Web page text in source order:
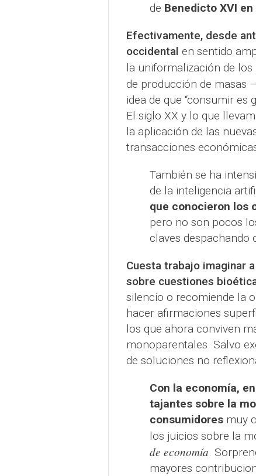
de Benedicto XVI
Efectivamente, desde
occidental en sentido
la uniformalización de
de producción de masas
idea de que “consumir es
El siglo XX y lo que
la aplicación de las
transacciones
También se ha
de la inteligencia
que conocieron los
pero no son pocos
claves despachando
Cuesta trabajo imaginar
sobre cuestiones
silencio o recomiende la
hacer afirmaciones
los que ahora conviven
monoparentales. Salvo
de soluciones no
Con la economía,
tajantes sobre la
consumidoresmuy
los juicios sobre la
de economía.
mayores